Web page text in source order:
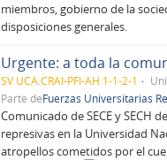
miembros, gobierno de la
disposiciones generales.
Urgente: a toda la
SV UCA.CRAI-PFI-AH 1-1-2-1
Parte deFuerzas Universitarias
Comunicado de SECE y SECH
represivas en la Universidad
atropellos cometidos por el